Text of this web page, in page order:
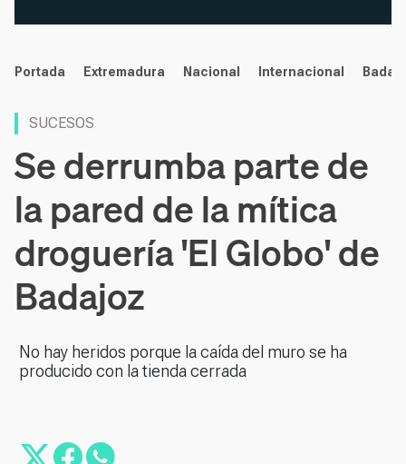
noticias
Portada Extremadura Nacional Internacional
SUCESOS
Se derrumba parte de
la pared de la mítica
droguería 'El Globo' de
Badajoz
No hay heridos porque la caída del muro se ha
producido con la tienda cerrada